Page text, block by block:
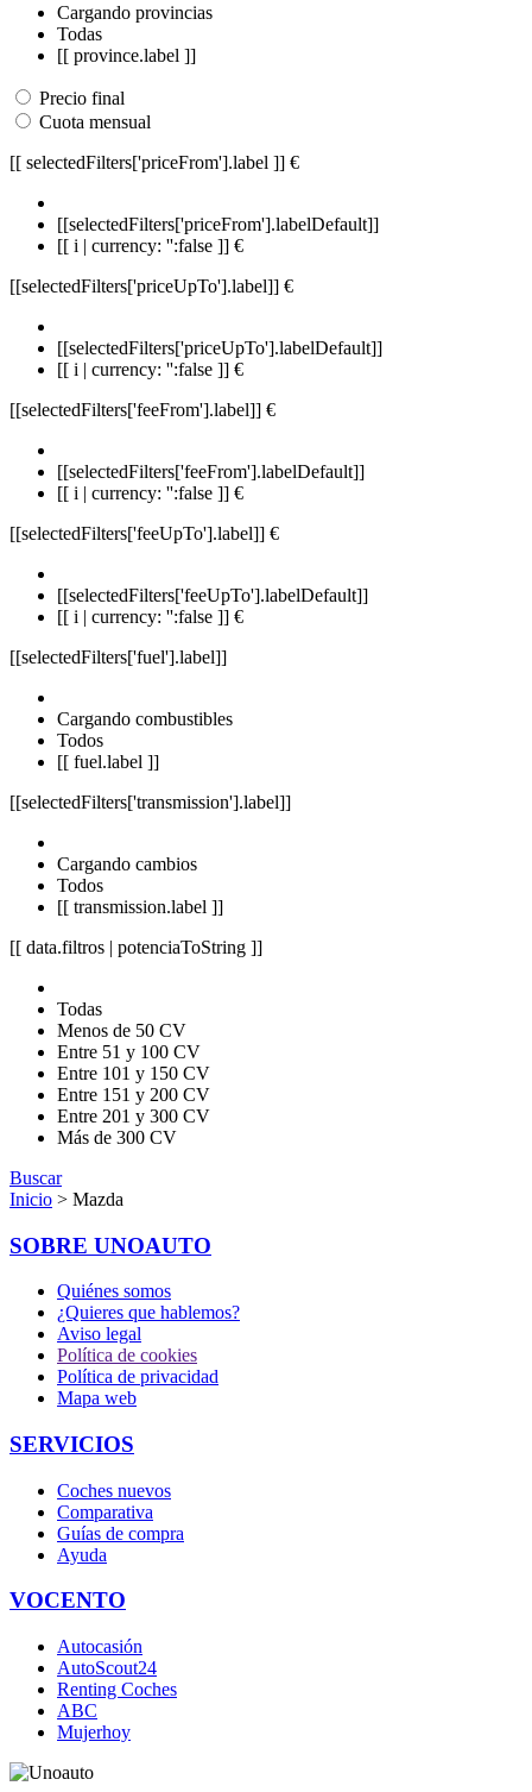
Cargando provincias
Todas
[[ province.label ]]
Precio final
Cuota mensual
[[ selectedFilters['priceFrom'].label ]] €
[[selectedFilters['priceFrom'].labelDefault]]
[[ i | currency: '':false ]] €
[[selectedFilters['priceUpTo'].label]] €
[[selectedFilters['priceUpTo'].labelDefault]]
[[ i | currency: '':false ]] €
[[selectedFilters['feeFrom'].label]] €
[[selectedFilters['feeFrom'].labelDefault]]
[[ i | currency: '':false ]] €
[[selectedFilters['feeUpTo'].label]] €
[[selectedFilters['feeUpTo'].labelDefault]]
[[ i | currency: '':false ]] €
[[selectedFilters['fuel'].label]]
Cargando combustibles
Todos
[[ fuel.label ]]
[[selectedFilters['transmission'].label]]
Cargando cambios
Todos
[[ transmission.label ]]
[[ data.filtros | potenciaToString ]]
Todas
Menos de 50 CV
Entre 51 y 100 CV
Entre 101 y 150 CV
Entre 151 y 200 CV
Entre 201 y 300 CV
Más de 300 CV
Buscar
Inicio > Mazda
SOBRE UNOAUTO
Quiénes somos
¿Quieres que hablemos?
Aviso legal
Política de cookies
Política de privacidad
Mapa web
SERVICIOS
Coches nuevos
Comparativa
Guías de compra
Ayuda
VOCENTO
Autocasión
AutoScout24
Renting Coches
ABC
Mujerhoy